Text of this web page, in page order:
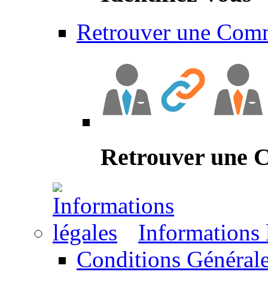
Retrouver une
Retrouver une
Informations
Conditions